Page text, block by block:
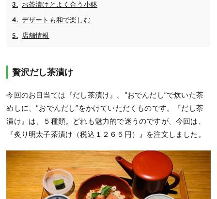
お茶漬けとよく合う小鉢
デザートも和で楽しむ
店舗情報
贅沢だし茶漬け
今回のお目当ては『だし茶漬け』。“おでんだし”で炊いた茶
めしに、“おでんだし”をかけていただくものです。『だし茶
漬け』は、５種類。どれも魅力的で迷うのですが、今回は、
『炙り明太子茶漬け（税込１２６５円）』を注文しました。